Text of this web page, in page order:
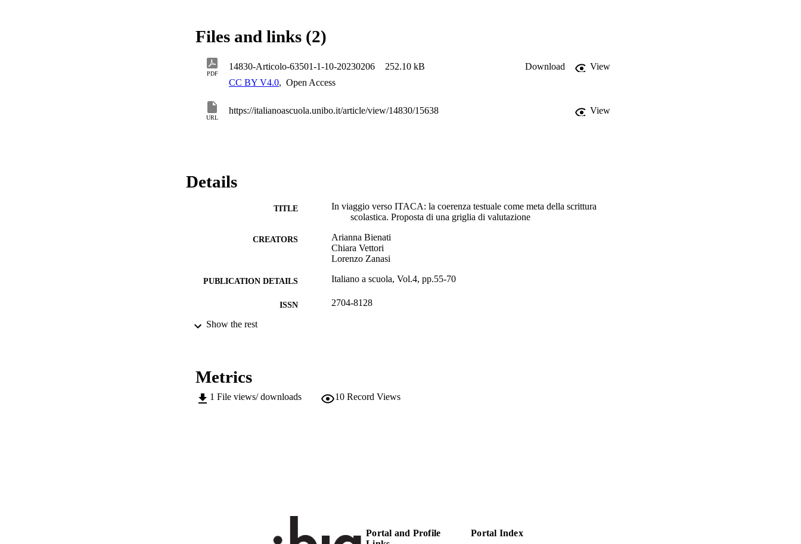
Files and links (2)
PDF
14830-Articolo-63501-1-10-20230206 252.10 kB Download
View
CC BY V4.0, Open Access
URL
https://italianoascuola.unibo.it/article/view/14830/15638 View
Details
TITLE
In viaggio verso ITACA: la coerenza testuale come meta della scrittura
scolastica. Proposta di una griglia di valutazione
CREATORS
Arianna Bienati
Chiara Vettori
Lorenzo Zanasi
PUBLICATION DETAILS Italiano a scuola, Vol.4, pp.55-70
ISSN 2704-8128
IDENTIFIERS
Copyright (c) 2022 Arianna Bienati, Chiara Vettori, Lorenzo Zanasi Questo
Show the rest
Metrics
1 File views/ downloads 10 Record Views
Portal and Profile
Portal Index